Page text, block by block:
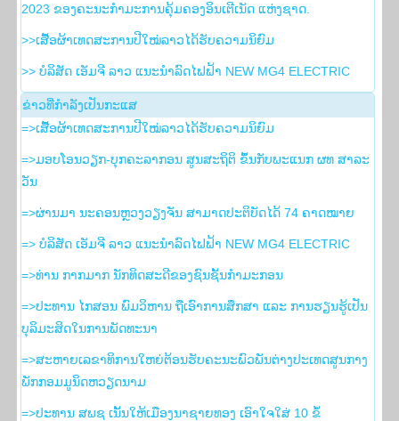
2023 ຂອງຄະນະກໍາມະການຄຸ້ມຄອງອິນເຕີເນັດ ແຫ່ງຊາດ.
>>ເສື້ອຜ້າເທດສະການປີໃໝ່ລາວໄດ້ຮັບຄວາມນິຍົມ
>> ບໍລິສັດ ເອັມຈີ ລາວ ແນະນຳລົດໄຟຟ້າ NEW MG4 ELECTRIC
ຂ່າວ​ທີ່​ກຳ​ລັງ​ເປັນ​ກະ​ແສ
=>ເສື້ອຜ້າເທດສະການປີໃໝ່ລາວໄດ້ຮັບຄວາມນິຍົມ
=>ມອບໂອນວຽກ-ບຸກຄະລາກອນ ສູນສະຖິຕິ ຂຶ້ນກັບພະແນກ ຜທ ສາລະ
ວັນ
=>ຜ່ານມາ ນະຄອນຫຼວງວຽງຈັນ ສາມາດປະຕິບັດໄດ້ 74 ຄາດໝາຍ
=> ບໍລິສັດ ເອັມຈີ ລາວ ແນະນຳລົດໄຟຟ້າ NEW MG4 ELECTRIC
=>ທ່ານ ກາກມາກ ນັກທິດສະດີຂອງຊົນຊັ້ນກຳມະກອນ
=>ປະທານ ໄກສອນ ພົມວິຫານ ຖືເອົາການສຶກສາ ແລະ ການຮຽນຮູ້ເປັນ
ບຸລິມະສິດໃນການພັດທະນາ
=>ສະຫາຍເລຂາທິການໃຫຍ່ຕ້ອນຮັບຄະນະພົວພັນຕ່າງປະເທດສູນກາງ
ພັກກອມມູນິດຫວຽດນາມ
=>ປະທານ ສພຊ ເນັ້ນໃຫ້ເມືອງນາຊາຍທອງ ເອົາໃຈໃສ່ 10 ຂໍ້